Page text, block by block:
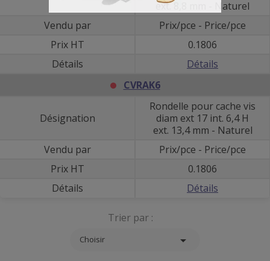
ext. 8,8 mm - Naturel
Vendu par
Prix/pce - Price/pce
Prix HT
0.1806
Détails
Détails
CVRAK6
Désignation
Rondelle pour cache vis
diam ext 17 int. 6,4 H
ext. 13,4 mm - Naturel
Vendu par
Prix/pce - Price/pce
Prix HT
0.1806
Détails
Détails
Trier par :
Choisir 